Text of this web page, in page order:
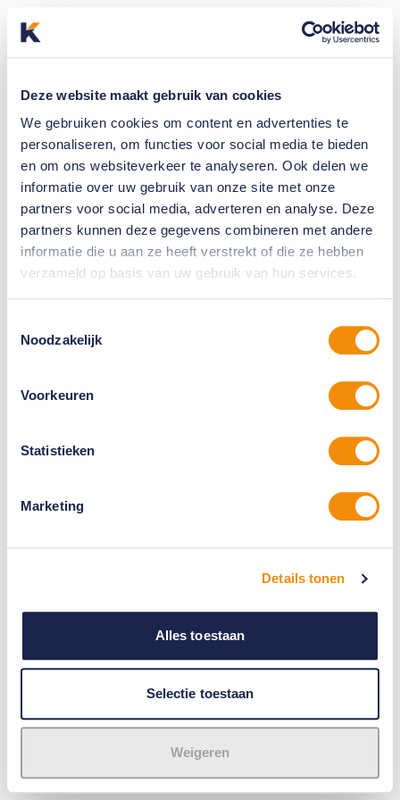
Deze website maakt gebruik van cookies
We gebruiken cookies om content en advertenties te
personaliseren, om functies voor social media te bieden
en om ons websiteverkeer te analyseren. Ook delen we
informatie over uw gebruik van onze site met onze
partners voor social media, adverteren en analyse. Deze
partners kunnen deze gegevens combineren met andere
informatie die u aan ze heeft verstrekt of die ze hebben
verzameld op basis van uw gebruik van hun services.
Noodzakelijk
Voorkeuren
Statistieken
Marketing
Details tonen
Alles toestaan
Selectie toestaan
Weigeren